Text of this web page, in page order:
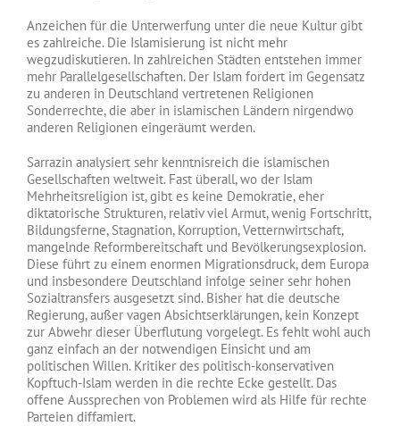
Anzeichen für die Unterwerfung unter die neue Kultur gibt
es zahlreiche. Die Islamisierung ist nicht mehr
wegzudiskutieren. In zahlreichen Städten entstehen immer
mehr Parallelgesellschaften. Der Islam fordert im Gegensatz
zu anderen in Deutschland vertretenen Religionen
Sonderrechte, die aber in islamischen Ländern nirgendwo
anderen Religionen eingeräumt werden.
Sarrazin analysiert sehr kenntnisreich die islamischen
Gesellschaften weltweit. Fast überall, wo der Islam
Mehrheitsreligion ist, gibt es keine Demokratie, eher
diktatorische Strukturen, relativ viel Armut, wenig Fortschritt,
Bildungsferne, Stagnation, Korruption, Vetternwirtschaft,
mangelnde Reformbereitschaft und Bevölkerungsexplosion.
Diese führt zu einem enormen Migrationsdruck, dem Europa
und insbesondere Deutschland infolge seiner sehr hohen
Sozialtransfers ausgesetzt sind. Bisher hat die deutsche
Regierung, außer vagen Absichtserklärungen, kein Konzept
zur Abwehr dieser Überflutung vorgelegt. Es fehlt wohl auch
ganz einfach an der notwendigen Einsicht und am
politischen Willen. Kritiker des politisch-konservativen
Kopftuch-Islam werden in die rechte Ecke gestellt. Das
offene Aussprechen von Problemen wird als Hilfe für rechte
Parteien diffamiert.